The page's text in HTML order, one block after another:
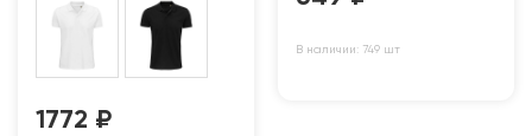
1772 ₽
В наличии: 749 шт